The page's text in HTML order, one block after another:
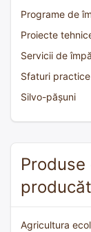
Programe de
Proiecte
Servicii de
Sfaturi
Silvo-pășuni
Agricultura